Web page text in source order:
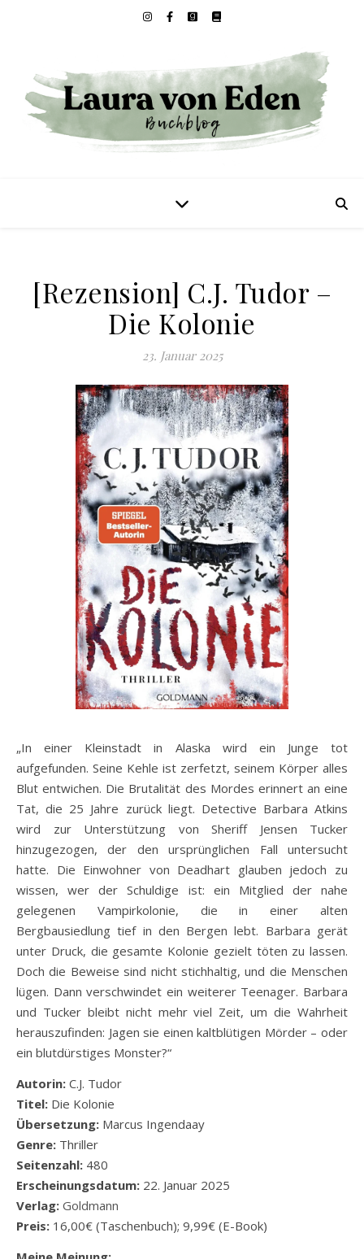
[Rezension] C.J. Tudor –
Die Kolonie
23. Januar 2025
„In einer Kleinstadt in Alaska wird ein Junge tot
aufgefunden. Seine Kehle ist zerfetzt, seinem Körper alles
Blut entwichen. Die Brutalität des Mordes erinnert an eine
Tat, die 25 Jahre zurück liegt. Detective Barbara Atkins
wird zur Unterstützung von Sheriff Jensen Tucker
hinzugezogen, der den ursprünglichen Fall untersucht
hatte. Die Einwohner von Deadhart glauben jedoch zu
wissen, wer der Schuldige ist: ein Mitglied der nahe
gelegenen Vampirkolonie, die in einer alten
Bergbausiedlung tief in den Bergen lebt. Barbara gerät
unter Druck, die gesamte Kolonie gezielt töten zu lassen.
Doch die Beweise sind nicht stichhaltig, und die Menschen
lügen. Dann verschwindet ein weiterer Teenager. Barbara
und Tucker bleibt nicht mehr viel Zeit, um die Wahrheit
herauszufinden: Jagen sie einen kaltblütigen Mörder – oder
ein blutdürstiges Monster?“
Autorin: C.J. Tudor
Titel: Die Kolonie
Übersetzung: Marcus Ingendaay
Genre: Thriller
Seitenzahl: 480
Erscheinungsdatum: 22. Januar 2025
Verlag: Goldmann
Preis: 16,00€ (Taschenbuch); 9,99€ (E-Book)